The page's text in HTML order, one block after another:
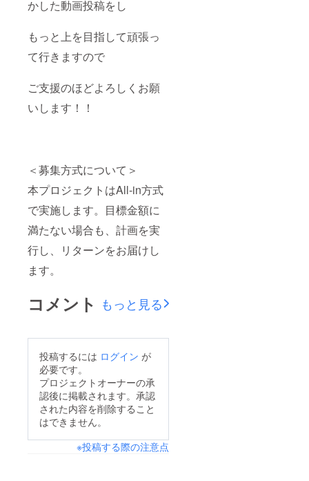
かした動画投稿をし
もっと上を目指して頑張っ
て行きますので
ご支援のほどよろしくお願
いします！！
＜募集方式について＞
本プロジェクトはAll-in方式
で実施します。目標金額に
満たない場合も、計画を実
行し、リターンをお届けし
ます。
コメント もっと見る
投稿するには ログイン が
必要です。
プロジェクトオーナーの承
認後に掲載されます。承認
された内容を削除すること
はできません。
※投稿する際の注意点